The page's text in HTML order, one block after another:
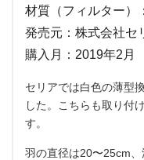
材質（フィルター）
発売元：株式会社セ
購入月：2019年2月
セリアでは白色の薄型
した。こちらも取り付
す。
羽の直径は20〜25cm